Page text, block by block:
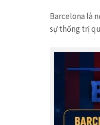
Barcelona là
sự thống trị